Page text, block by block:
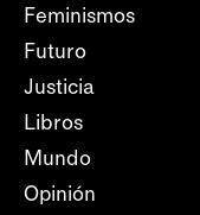
Feminismos
Futuro
Justicia
Libros
Mundo
Opinión